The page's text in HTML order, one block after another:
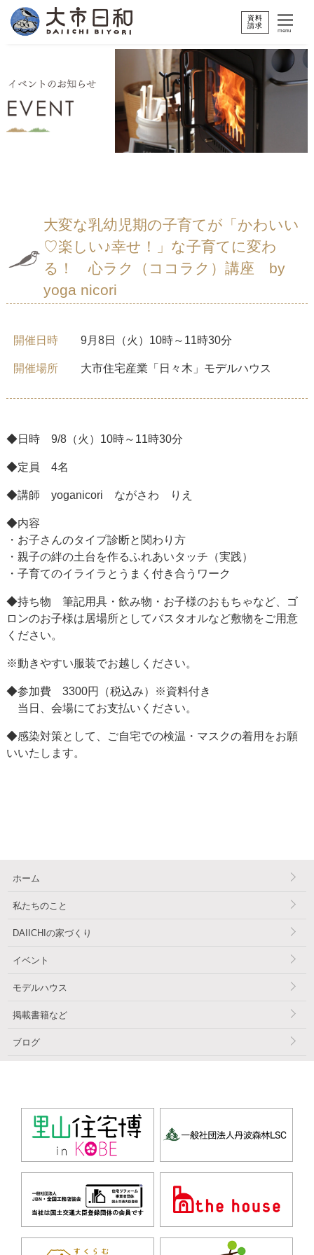
資料
請求
menu
大変な乳幼児期の子育てが「かわいい
♡楽しい♪幸せ！」な子育てに変わ
る！ 心ラク（ココラク）講座 by
yoga nicori
開催日時 9月8日（火）10時～11時30分
開催場所 大市住宅産業「日々木」モデルハウス
◆日時 9/8（火）10時～11時30分
◆定員 4名
◆講師 yoganicori ながさわ りえ
◆内容
・お子さんのタイプ診断と関わり方
・親子の絆の土台を作るふれあいタッチ（実践）
・子育てのイライラとうまく付き合うワーク
◆持ち物 筆記用具・飲み物・お子様のおもちゃなど、ゴ
ロンのお子様は居場所としてバスタオルなど敷物をご用意
ください。
※動きやすい服装でお越しください。
◆参加費 3300円（税込み）※資料付き
当日、会場にてお支払いください。
◆感染対策として、ご自宅での検温・マスクの着用をお願
いいたします。
ホーム
私たちのこと
DAIICHIの家づくり
イベント
モデルハウス
掲載書籍など
ブログ